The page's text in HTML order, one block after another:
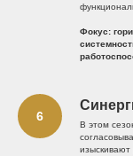
Фокус:
В этом
изыскивают